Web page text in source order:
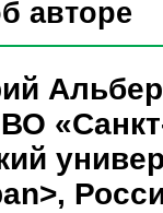
авторе